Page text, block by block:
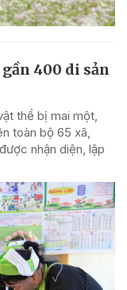
400 di sản
thể bị mai một,
toàn bộ 65 xã,
nhận diện, lập